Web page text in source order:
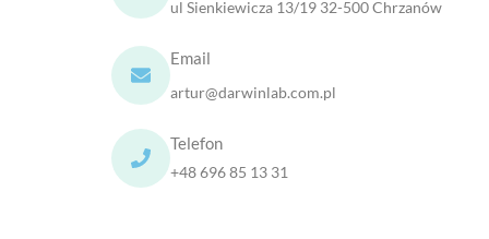
ul Sienkiewicza 13/19 32-500 Chrzanów
Email
artur@darwinlab.com.pl
Telefon
+48 696 85 13 31